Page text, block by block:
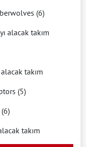
(6)
alacak takım
takım
(5)
takım